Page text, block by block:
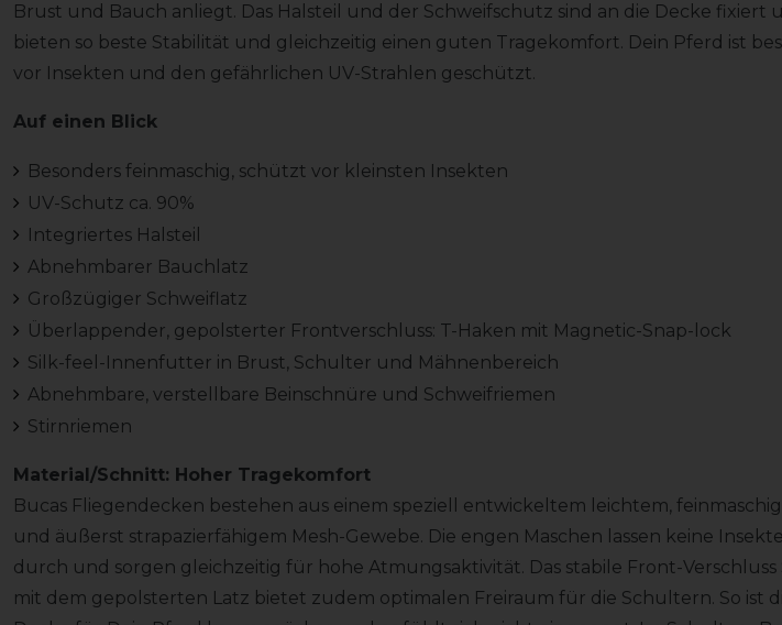
Brust und Bauch anliegt. Das Halsteil und der Schweifschutz sind an die Decke fixiert
bieten so beste Stabilität und gleichzeitig einen guten Tragekomfort. Dein Pferd ist
vor Insekten und den gefährlichen UV-Strahlen geschützt.
Auf einen Blick
Besonders feinmaschig, schützt vor kleinsten Insekten
UV-Schutz ca. 90%
Integriertes Halsteil
Abnehmbarer Bauchlatz
Großzügiger Schweiflatz
Überlappender, gepolsterter Frontverschluss: T-Haken mit Magnetic-Snap-lock
Silk-feel-Innenfutter in Brust, Schulter und Mähnenbereich
Abnehmbare, verstellbare Beinschnüre und Schweifriemen
Stirnriemen
Material/Schnitt: Hoher Tragekomfort
Bucas Fliegendecken bestehen aus einem speziell entwickeltem leichtem,
und äußerst strapazierfähigem Mesh-Gewebe. Die engen Maschen lassen keine
durch und sorgen gleichzeitig für hohe Atmungsaktivität. Das stabile Front-Verschluss
mit dem gepolsterten Latz bietet zudem optimalen Freiraum für die Schultern. So ist